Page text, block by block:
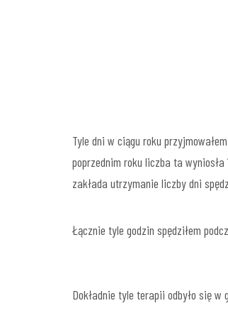
Tyle dni w ciągu roku
poprzednim roku liczba ta wyniosła
zakłada utrzymanie liczby dni
Łącznie tyle godzin spędziłem
Dokładnie tyle terapii odbyło się